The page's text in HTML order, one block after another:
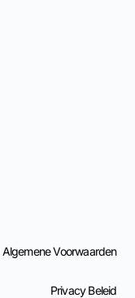
Algemene Voorwaarden
Privacy Beleid